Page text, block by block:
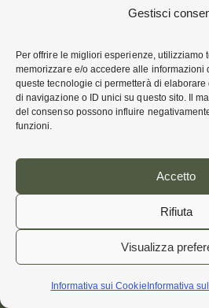
Gestisci
Per offrire le migliori esperienze, utilizziamo
memorizzare e/o accedere alle informazioni
queste tecnologie ci permetterà di
di navigazione o ID unici su questo sito. Il
del consenso possono influire
funzioni.
Accetto
Rifiuta
Visualizza
Informativa sui Cookie Informativa
CONTATTI
Piazza dei Cavalieri di Malta 5
00153 Roma